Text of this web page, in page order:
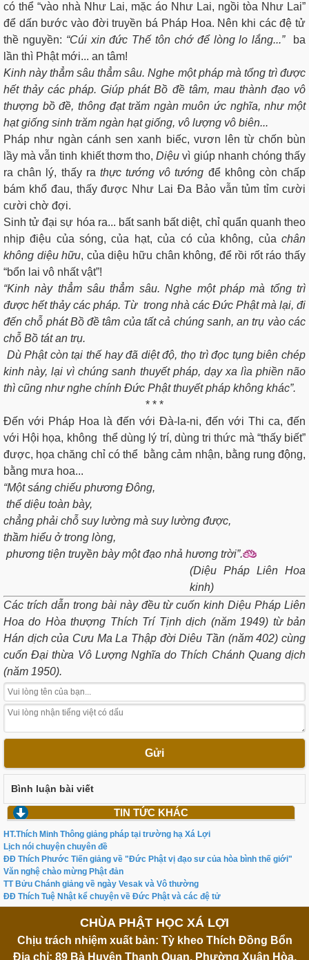
có thể “vào nhà Như Lai, mặc áo Như Lai, ngồi tòa Như Lai”
để dấn bước vào đời truyền bá Pháp Hoa. Nên khi các đệ tử
thề nguyền: “Cúi xin đức Thế tôn chớ để lòng lo lắng...”
ba
lần thì Phật mới... an tâm!
Kinh này thẳm sâu thẳm sâu. Nghe một pháp mà tổng trì được
hết thảy các pháp. Giúp phát Bồ đề tâm, mau thành đạo vô
thượng bồ đề, thông đạt trăm ngàn muôn ức nghĩa, như một
hạt giống sinh trăm ngàn hạt giống, vô lượng vô biên...
Pháp như ngàn cánh sen xanh biếc, vươn lên từ chốn bùn
lầy mà vẫn tinh khiết thơm tho, Diệu vì giúp nhanh chóng thấy
ra chân lý, thấy ra thực tướng vô tướng để không còn chấp
bám khổ đau, thấy được Như Lai Đa Bảo vẫn tủm tỉm cười
cười chờ đợi.
Sinh tử đại sự hóa ra... bất sanh bất diệt, chỉ quẩn quanh theo
nhịp điệu của sóng, của hạt, của có của không, của chân
không diệu hữu, của diệu hữu chân không, để rồi rốt ráo thấy
“bổn lai vô nhất vật”!
“Kinh này thẳm sâu thẳm sâu. Nghe một pháp mà tổng trì
được hết thảy các pháp. Từ trong nhà các Đức Phật mà lại, đi
đến chỗ phát Bồ đề tâm của tất cả chúng sanh, an trụ vào các
chỗ Bồ tát an trụ.
Dù Phật còn tại thế hay đã diệt độ, thọ trì đọc tụng biên chép
kinh này, lại vì chúng sanh thuyết pháp, dạy xa lìa phiền não
thì cũng như nghe chính Đức Phật thuyết pháp không khác”.
* * *
Đến với Pháp Hoa là đến với Đà-la-ni, đến với Thi ca, đến
với Hội họa, không thể dùng lý trí, dùng tri thức mà “thấy biết”
được, họa chăng chỉ có thể bằng cảm nhận, bằng rung động,
bằng mưa hoa...
“Một sáng chiếu phương Đông,
thể diệu toàn bày,
chẳng phải chỗ suy lường mà suy lường được,
thầm hiểu ở trong lòng,
phương tiện truyền bày một đạo nhả hương trời”.
(Diệu Pháp Liên Hoa
kinh)
Các trích dẫn trong bài này đều từ cuốn kinh Diệu Pháp Liên
Hoa do Hòa thượng Thích Trí Tịnh dịch (năm 1949) từ bản
Hán dịch của Cưu Ma La Thập đời Diêu Tần (năm 402) cùng
cuốn Đại thừa Vô Lượng Nghĩa do Thích Chánh Quang dịch
(năm 1950).
Gửi
Bình luận bài viết
TIN TỨC KHÁC
HT.Thích Minh Thông giảng pháp tại trường hạ Xá Lợi
Lịch nói chuyện chuyên đề
ĐĐ Thích Phước Tiến giảng về "Đức Phật vị đạo sư của hòa bình thế giới"
Văn nghệ chào mừng Phật đản
TT Bửu Chánh giảng về ngày Vesak và Vô thường
ĐĐ Thích Tuệ Nhật kể chuyện về Đức Phật và các đệ tử
CHÙA PHẬT HỌC XÁ LỢI
Chịu trách nhiệm xuất bản: Tỳ kheo Thích Đồng Bổn
Địa chỉ: 89 Bà Huyện Thanh Quan, Phường Xuân Hòa,